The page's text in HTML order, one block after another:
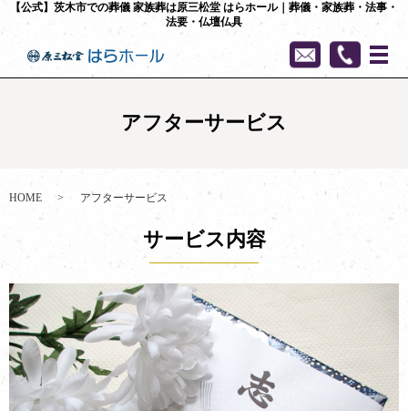
【公式】茨木市での葬儀 家族葬は原三松堂 はらホール｜葬儀・家族葬・法事・
法要・仏壇仏具
アフターサービス
HOME アフターサービス
サービス内容